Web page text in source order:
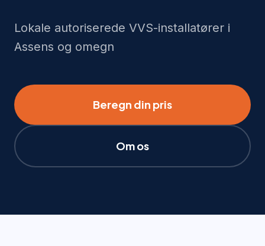
Lokale autoriserede VVS-installatører i
Assens og omegn
Beregn din pris
Om os